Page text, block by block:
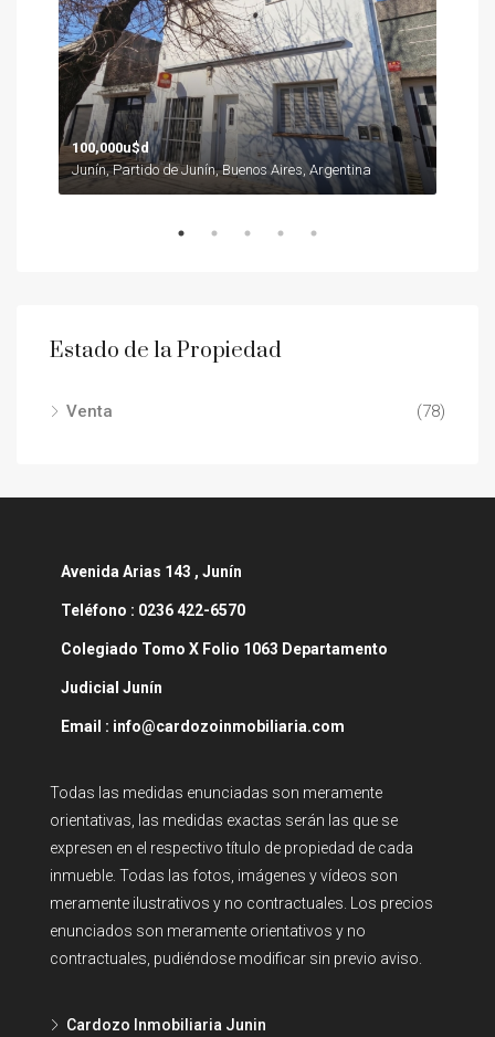
100,000u$d
Junín, Partido de Junín, Buenos Aires, Argentina
Estado de la Propiedad
Venta (78)
Avenida Arias 143 , Junín
Teléfono : 0236 422-6570
Colegiado Tomo X Folio 1063 Departamento
Judicial Junín
Email : info@cardozoinmobiliaria.com
Todas las medidas enunciadas son meramente
orientativas, las medidas exactas serán las que se
expresen en el respectivo título de propiedad de cada
inmueble. Todas las fotos, imágenes y vídeos son
meramente ilustrativos y no contractuales. Los precios
enunciados son meramente orientativos y no
contractuales, pudiéndose modificar sin previo aviso.
Cardozo Inmobiliaria Junin